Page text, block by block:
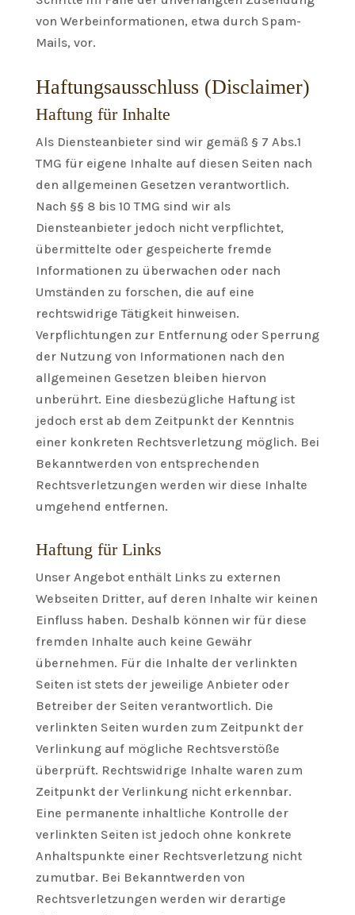
von Werbeinformationen, etwa durch Spam-
Mails, vor.
Haftungsausschluss (Disclaimer)
Haftung für Inhalte
Als Diensteanbieter sind wir gemäß § 7 Abs.1
TMG für eigene Inhalte auf diesen Seiten nach
den allgemeinen Gesetzen verantwortlich.
Nach §§ 8 bis 10 TMG sind wir als
Diensteanbieter jedoch nicht verpflichtet,
übermittelte oder gespeicherte fremde
Informationen zu überwachen oder nach
Umständen zu forschen, die auf eine
rechtswidrige Tätigkeit hinweisen.
Verpflichtungen zur Entfernung oder Sperrung
der Nutzung von Informationen nach den
allgemeinen Gesetzen bleiben hiervon
unberührt. Eine diesbezügliche Haftung ist
jedoch erst ab dem Zeitpunkt der Kenntnis
einer konkreten Rechtsverletzung möglich. Bei
Bekanntwerden von entsprechenden
Rechtsverletzungen werden wir diese Inhalte
umgehend entfernen.
Haftung für Links
Unser Angebot enthält Links zu externen
Webseiten Dritter, auf deren Inhalte wir keinen
Einfluss haben. Deshalb können wir für diese
fremden Inhalte auch keine Gewähr
übernehmen. Für die Inhalte der verlinkten
Seiten ist stets der jeweilige Anbieter oder
Betreiber der Seiten verantwortlich. Die
verlinkten Seiten wurden zum Zeitpunkt der
Verlinkung auf mögliche Rechtsverstöße
überprüft. Rechtswidrige Inhalte waren zum
Zeitpunkt der Verlinkung nicht erkennbar.
Eine permanente inhaltliche Kontrolle der
verlinkten Seiten ist jedoch ohne konkrete
Anhaltspunkte einer Rechtsverletzung nicht
zumutbar. Bei Bekanntwerden von
Rechtsverletzungen werden wir derartige